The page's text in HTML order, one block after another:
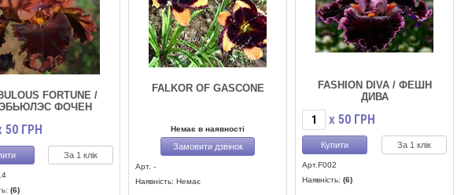
FORTUNE /
ФОЧЕН
50 ГРН
За 1 клік
(6)
FALKOR OF GASCONE
Немає в наявності
Замовити дзвінок
Арт. -
Наявність: Немає
FASHION DIVA / ФЕШН
ДИВА
X 50 ГРН
За 1 клік
Арт.F002
Наявність:(6)